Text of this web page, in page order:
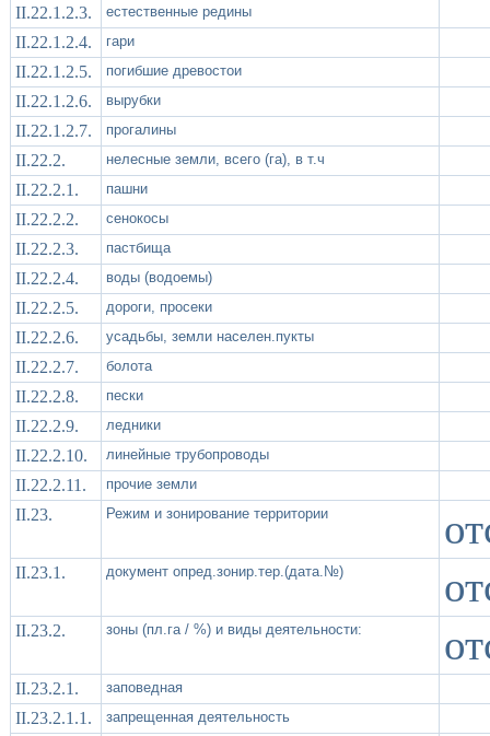
II.22.1.2.3. естественные редины
II.22.1.2.4. гари
II.22.1.2.5. погибшие древостои
II.22.1.2.6. вырубки
II.22.1.2.7. прогалины
II.22.2. нелесные земли, всего (га), в т.ч
II.22.2.1. пашни
II.22.2.2. сенокосы
II.22.2.3. пастбища
II.22.2.4. воды (водоемы)
II.22.2.5. дороги, просеки
II.22.2.6. усадьбы, земли населен.пукты
II.22.2.7. болота
II.22.2.8. пески
II.22.2.9. ледники
II.22.2.10. линейные трубопроводы
II.22.2.11. прочие земли
II.23. Режим и зонирование территории
II.23.1. документ опред.зонир.тер.(дата.№)
II.23.2. зоны (пл.га / %) и виды деятельности:
II.23.2.1. заповедная
II.23.2.1.1. запрещенная деятельность